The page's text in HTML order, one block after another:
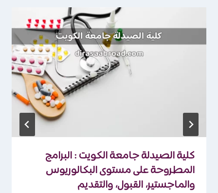
كلية الصيدلة جامعة الكويت : البرامج
المطروحة على مستوى البكالوريوس
والماجستير، القبول، والتقديم